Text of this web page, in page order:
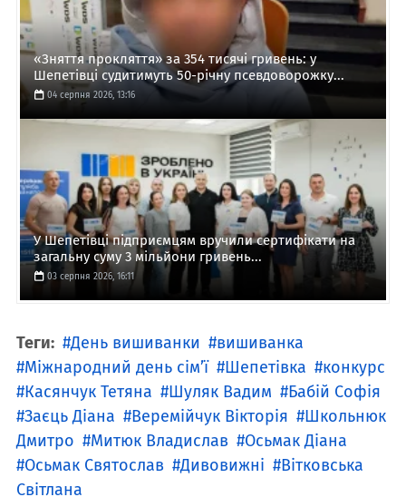
«Зняття прокляття» за 354 тисячі гривень: у
Шепетівці судитимуть 50-річну псевдоворожку...
04 серпня 2026, 13:16
У Шепетівці підприємцям вручили сертифікати на
загальну суму 3 мільйони гривень...
03 серпня 2026, 16:11
Теги: День вишиванки
вишиванка
Міжнародний день сім’ї
Шепетівка
конкурс
Касянчук Тетяна
Шуляк Вадим
Бабій Софія
Заєць Діана
Веремійчук Вікторія
Школьнюк
Дмитро
Митюк Владислав
Осьмак Діана
Осьмак Святослав
Дивовижні
Вітковська
Світлана